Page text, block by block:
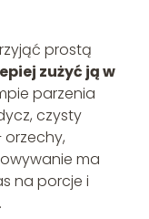
prostą
zużyć ją w
parzenia
czysty
ma
na porcje i